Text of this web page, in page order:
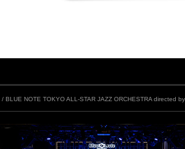
/ BLUE NOTE TOKYO ALL-STAR JAZZ ORCHESTRA directed